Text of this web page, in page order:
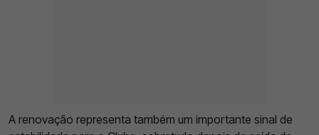
A renovação representa também um importante sinal de